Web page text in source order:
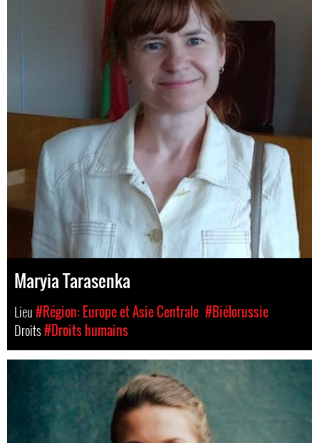
Maryia Tarasenka
Lieu#Région: Europe et Asie Centrale #Biélorussie
Droits#Droits humains